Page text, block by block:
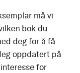
må vi
bok du
deg for å få
oppdatert på
for